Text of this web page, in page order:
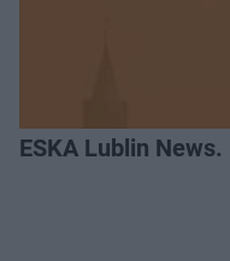
ESKA Lublin